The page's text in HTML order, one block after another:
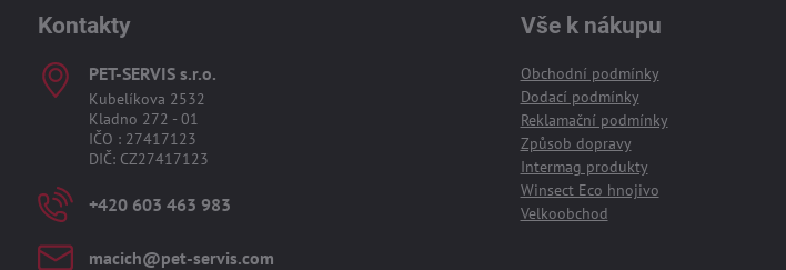
Kontakty
PET-SERVIS s​.r​.o​.
Kubelíkova 2532
Kladno 272 - 01
IČO : 27417123
DIČ: CZ27417123
+420 603 463 983
macich​@pet-servis​.com
Vše k nákupu
Obchodní podmínky
Dodací podmínky
Reklamační podmínky
Způsob dopravy
Intermag produkty
Winsect Eco hnojivo
Velkoobchod